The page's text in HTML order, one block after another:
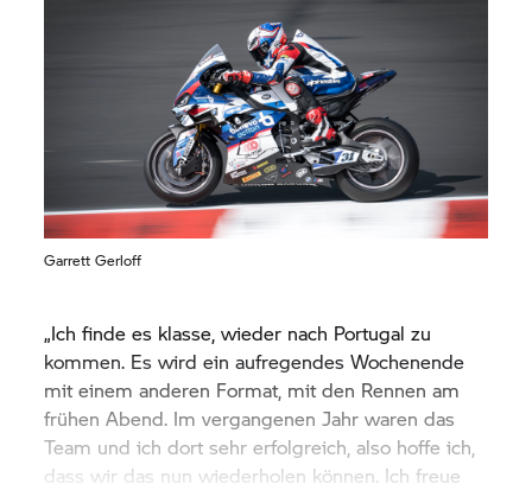
Garrett Gerloff
„Ich finde es klasse, wieder nach Portugal zu
kommen. Es wird ein aufregendes Wochenende
mit einem anderen Format, mit den Rennen am
frühen Abend. Im vergangenen Jahr waren das
Team und ich dort sehr erfolgreich, also hoffe ich,
dass wir das nun wiederholen können. Ich freue